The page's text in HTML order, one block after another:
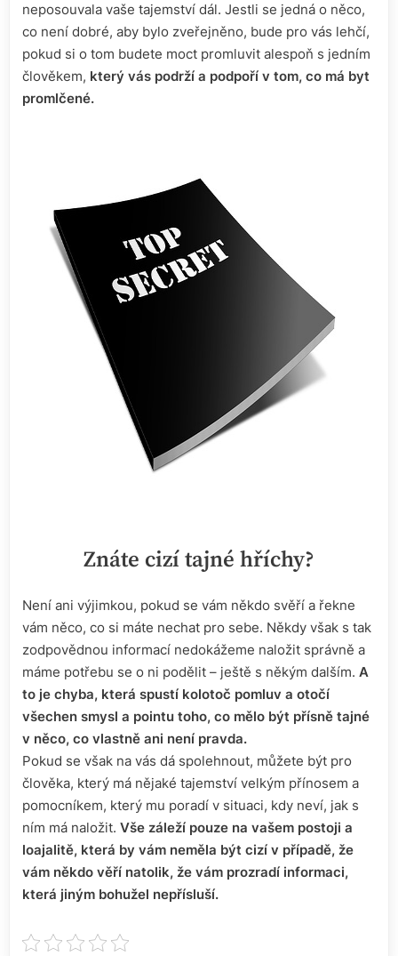
neposouvala vaše tajemství dál. Jestli se jedná o něco,
co není dobré, aby bylo zveřejněno, bude pro vás lehčí,
pokud si o tom budete moct promluvit alespoň s jedním
člověkem, který vás podrží a podpoří v tom, co má byt
promlčené.
Znáte cizí tajné hříchy?
Není ani výjimkou, pokud se vám někdo svěří a řekne
vám něco, co si máte nechat pro sebe. Někdy však s tak
zodpovědnou informací nedokážeme naložit správně a
máme potřebu se o ni podělit – ještě s někým dalším. A
to je chyba, která spustí kolotoč pomluv a otočí
všechen smysl a pointu toho, co mělo být přísně tajné
v něco, co vlastně ani není pravda.
Pokud se však na vás dá spolehnout, můžete být pro
člověka, který má nějaké tajemství velkým přínosem a
pomocníkem, který mu poradí v situaci, kdy neví, jak s
ním má naložit. Vše záleží pouze na vašem postoji a
loajalitě, která by vám neměla být cizí v případě, že
vám někdo věří natolik, že vám prozradí informaci,
která jiným bohužel nepřísluší.